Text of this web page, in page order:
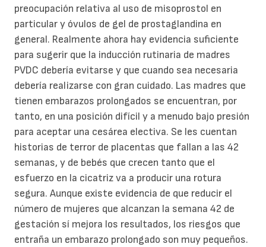
preocupación relativa al uso de misoprostol en
particular y óvulos de gel de prostaglandina en
general. Realmente ahora hay evidencia suficiente
para sugerir que la inducción rutinaria de madres
PVDC debería evitarse y que cuando sea necesaria
debería realizarse con gran cuidado. Las madres que
tienen embarazos prolongados se encuentran, por
tanto, en una posición difícil y a menudo bajo presión
para aceptar una cesárea electiva. Se les cuentan
historias de terror de placentas que fallan a las 42
semanas, y de bebés que crecen tanto que el
esfuerzo en la cicatriz va a producir una rotura
segura. Aunque existe evidencia de que reducir el
número de mujeres que alcanzan la semana 42 de
gestación sí mejora los resultados, los riesgos que
entraña un embarazo prolongado son muy pequeños.